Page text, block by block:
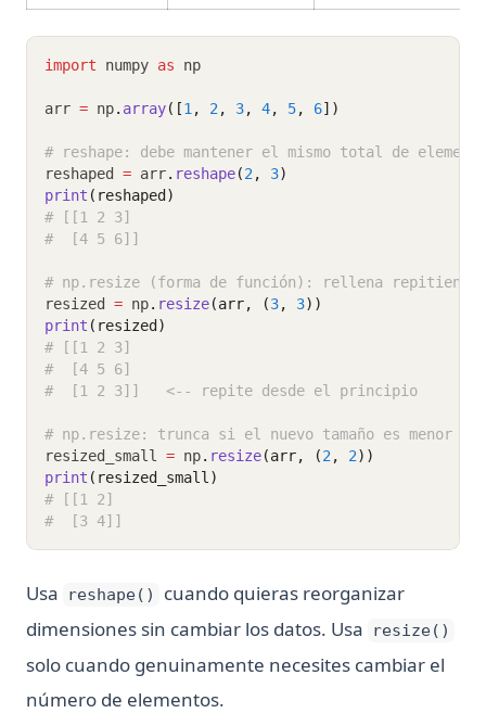
import numpy as np
arr = np. array([1 , 2 , 3, 4, 5, 6])
# reshape: debe mantener el mismo total de
reshaped = arr. reshape(2 , 3)
print (reshaped)
# [[1 2 3]
#  [4 5 6]]
# np.resize (forma de función): rellena repitiendo
resized = np. resize(arr, (3, 3))
print (resized)
# [[1 2 3]
#  [4 5 6]
#  [1 2 3]]   <-- repite desde el principio
# np.resize: trunca si el nuevo tamaño es menor
resized_small = np. resize(arr, (2 , 2))
print (resized_small)
# [[1 2]
#  [3 4]]
Usa reshape()
cuando quieras reorganizar
dimensiones sin cambiar los datos. Usa
resize()
solo cuando genuinamente necesites cambiar el
número de elementos.